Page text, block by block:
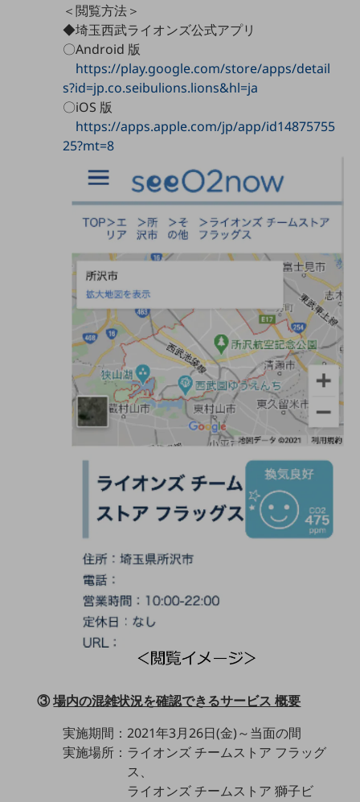
社長からのご挨拶
グループ会社
会社案内パンフレット
ニュースルーム
ニュースルームTOP
ニュースリリース
地域からの発表
社外からの評価実績
サステナビリティ
サステナビリティTOP
NTTドコモビジネスグループのサステナビリティ
サステナビリティ基本方針
サステナビリティレポート
ダイバーシティ
基礎的電気通信役務損益明細表
経験者採用
人材育成制度
＜閲覧方法＞
◆埼玉西武ライオンズ公式アプリ
〇Android 版
https://play.google.com/store/apps/detail
s?id=jp.co.seibulions.lions&hl=ja
〇iOS 版
https://apps.apple.com/jp/app/id14875755
25?mt=8
③場内の混雑状況を確認できるサービス 概要
実施期間：2021年3月26日(金)～当面の間
実施場所：ライオンズ チームストア フラッグ
ス、
ライオンズ チームストア 獅子ビ